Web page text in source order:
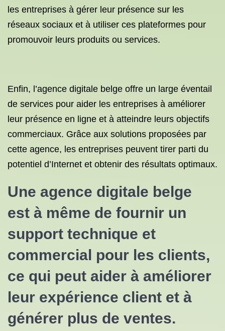
les entreprises à gérer leur présence sur les
réseaux sociaux et à utiliser ces plateformes pour
promouvoir leurs produits ou services.
Enfin, l’agence digitale belge offre un large éventail
de services pour aider les entreprises à améliorer
leur présence en ligne et à atteindre leurs objectifs
commerciaux. Grâce aux solutions proposées par
cette agence, les entreprises peuvent tirer parti du
potentiel d’Internet et obtenir des résultats optimaux.
Une agence digitale belge
est à même de fournir un
support technique et
commercial pour les clients,
ce qui peut aider à améliorer
leur expérience client et à
générer plus de ventes.